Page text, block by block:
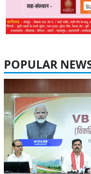
06 Aug 2026 28 Views
मुख्यमंत्री ने मेरी बेटी–मेरा